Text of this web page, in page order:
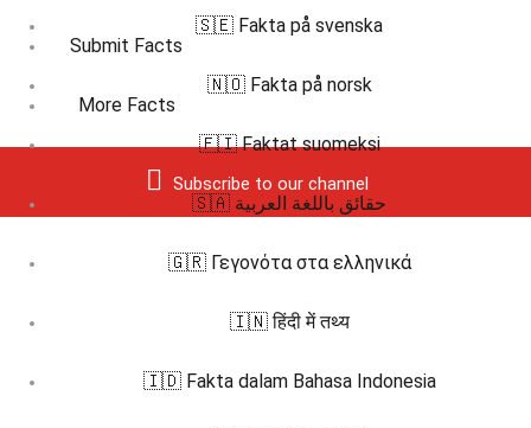
Submit Facts
More Facts
Subscribe to our channel
🇸🇪 Fakta på svenska
🇳🇴 Fakta på norsk
🇫🇮 Faktat suomeksi
🇸🇦 حقائق باللغة العربية
🇬🇷 Γεγονότα στα ελληνικά
🇮🇳 हिंदी में तथ्य
🇮🇩 Fakta dalam Bahasa Indonesia